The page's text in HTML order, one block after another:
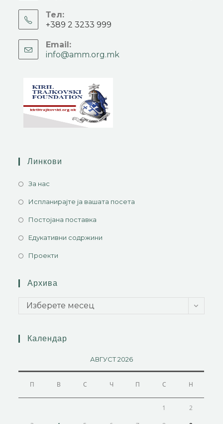
Тел:
+389 2 3233 999
Email:
info@amm.org.mk
Линкови
За нас
Испланирајте ја вашата посета
Постојана поставка
Едукативни содржини
Проекти
Архива
Изберете месец
Календар
АВГУСТ 2026
П В С Ч П С Н
1 2